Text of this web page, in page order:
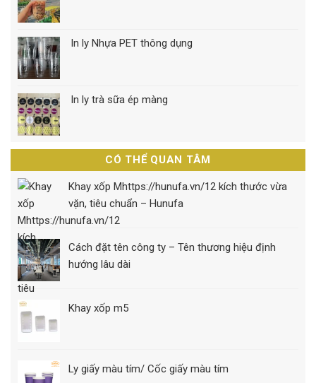
In ly Nhựa PET thông dụng
In ly trà sữa ép màng
CÓ THỂ QUAN TÂM
Khay xốp Mhttps://hunufa.vn/12 kích thước vừa
vặn, tiêu chuẩn – Hunufa
Cách đặt tên công ty – Tên thương hiệu định
hướng lâu dài
Khay xốp m5
Ly giấy màu tím/ Cốc giấy màu tím